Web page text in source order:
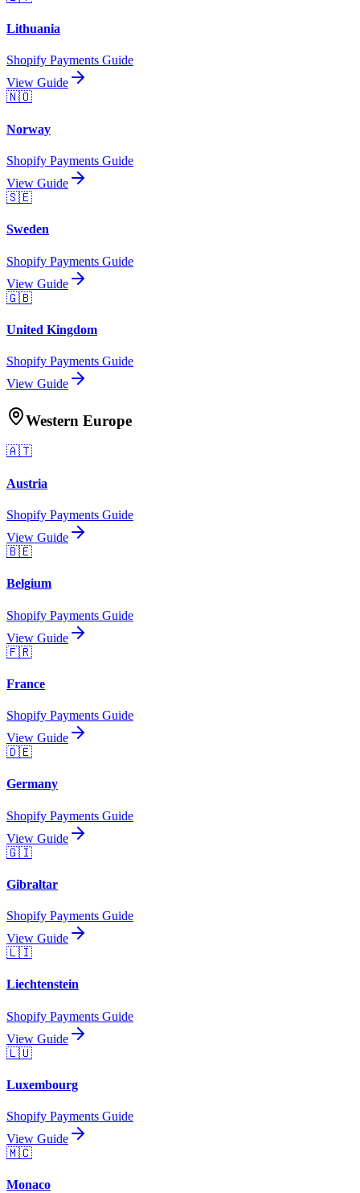
Lithuania
Shopify Payments Guide
View Guide
🇳🇴
Norway
Shopify Payments Guide
View Guide
🇸🇪
Sweden
Shopify Payments Guide
View Guide
🇬🇧
United Kingdom
Shopify Payments Guide
View Guide
Western Europe
🇦🇹
Austria
Shopify Payments Guide
View Guide
🇧🇪
Belgium
Shopify Payments Guide
View Guide
🇫🇷
France
Shopify Payments Guide
View Guide
🇩🇪
Germany
Shopify Payments Guide
View Guide
🇬🇮
Gibraltar
Shopify Payments Guide
View Guide
🇱🇮
Liechtenstein
Shopify Payments Guide
View Guide
🇱🇺
Luxembourg
Shopify Payments Guide
View Guide
🇲🇨
Monaco